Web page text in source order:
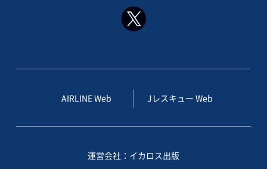
AIRLINE Web Jレスキュー Web
運営会社：イカロス出版